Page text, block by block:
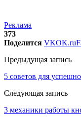
Реклама
373
Поделится VKOK.ru
Предыдущая запись
5 советов для
Следующая запись
3 механики работы